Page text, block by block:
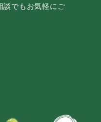
談でもお気軽にご